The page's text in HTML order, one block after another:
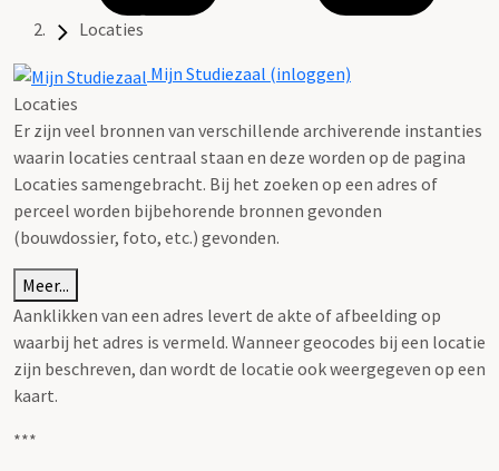
Locaties
Mijn Studiezaal (inloggen)
Locaties
Er zijn veel bronnen van verschillende archiverende instanties
waarin locaties centraal staan en deze worden op de pagina
Locaties samengebracht. Bij het zoeken op een adres of
perceel worden bijbehorende bronnen gevonden
(bouwdossier, foto, etc.) gevonden.
Meer...
Aanklikken van een adres levert de akte of afbeelding op
waarbij het adres is vermeld. Wanneer geocodes bij een locatie
zijn beschreven, dan wordt de locatie ook weergegeven op een
kaart.
***